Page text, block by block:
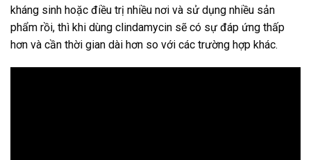
kháng sinh hoặc điều trị nhiều nơi và sử dụng nhiều sản
phẩm rồi, thì khi dùng clindamycin sẽ có sự đáp ứng thấp
hơn và cần thời gian dài hơn so với các trường hợp khác.